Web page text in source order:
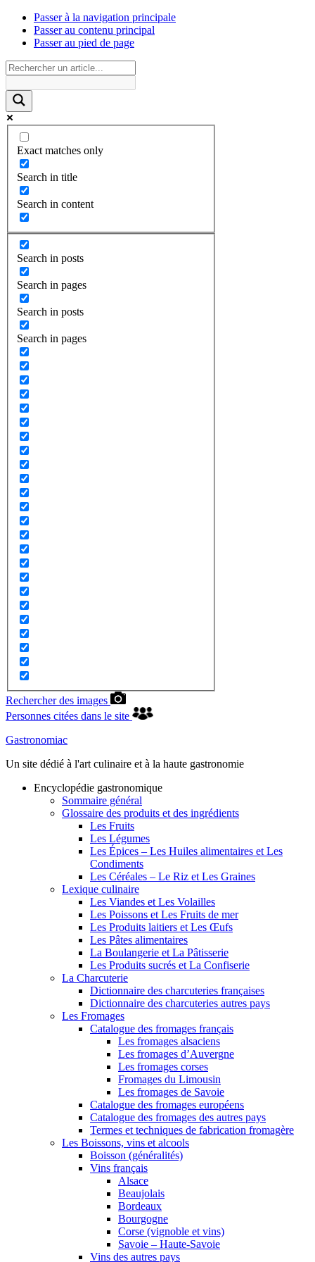
Passer à la navigation principale
Passer au contenu principal
Passer au pied de page
Exact matches only
Search in title
Search in content
Search in posts
Search in pages
Search in posts
Search in pages
Rechercher des images
Personnes citées dans le site
Gastronomiac
Un site dédié à l'art culinaire et à la haute gastronomie
Encyclopédie gastronomique
Sommaire général
Glossaire des produits et des ingrédients
Les Fruits
Les Légumes
Les Épices – Les Huiles alimentaires et Les
Condiments
Les Céréales – Le Riz et Les Graines
Lexique culinaire
Les Viandes et Les Volailles
Les Poissons et Les Fruits de mer
Les Produits laitiers et Les Œufs
Les Pâtes alimentaires
La Boulangerie et La Pâtisserie
Les Produits sucrés et La Confiserie
La Charcuterie
Dictionnaire des charcuteries françaises
Dictionnaire des charcuteries autres pays
Les Fromages
Catalogue des fromages français
Les fromages alsaciens
Les fromages d’Auvergne
Les fromages corses
Fromages du Limousin
Les fromages de Savoie
Catalogue des fromages européens
Catalogue des fromages des autres pays
Termes et techniques de fabrication fromagère
Les Boissons, vins et alcools
Boisson (généralités)
Vins français
Alsace
Beaujolais
Bordeaux
Bourgogne
Corse (vignoble et vins)
Savoie – Haute-Savoie
Vins des autres pays